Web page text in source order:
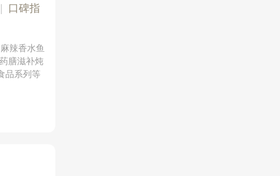
口碑指
辣香水鱼
膳滋补炖
品系列等